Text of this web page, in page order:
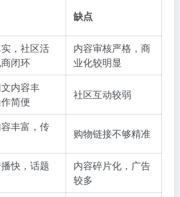
缺点
，社区活
闭环
内容审核严格，商
业化较明显
内容丰
简便
社区互动较弱
丰富，传
购物链接不够精准
快，话题
内容碎片化，广告
较多